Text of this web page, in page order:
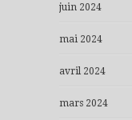
juin 2024
mai 2024
avril 2024
mars 2024